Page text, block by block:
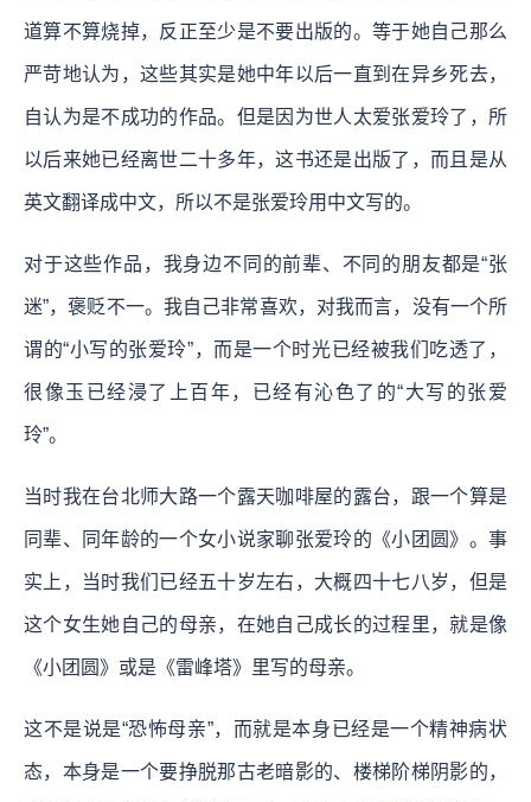
道算不算烧掉，反正至少是不要出版的。等于她自己那么
严苛地认为，这些其实是她中年以后一直到在异乡死去，
自认为是不成功的作品。但是因为世人太爱张爱玲了，所
以后来她已经离世二十多年，这书还是出版了，而且是从
英文翻译成中文，所以不是张爱玲用中文写的。
对于这些作品，我身边不同的前辈、不同的朋友都是“张
迷”，褒贬不一。我自己非常喜欢，对我而言，没有一个所
谓的“小写的张爱玲”，而是一个时光已经被我们吃透了，
很像玉已经浸了上百年，已经有沁色了的“大写的张爱
玲”。
当时我在台北师大路一个露天咖啡屋的露台，跟一个算是
同辈、同年龄的一个女小说家聊张爱玲的《小团圆》。事
实上，当时我们已经五十岁左右，大概四十七八岁，但是
这个女生她自己的母亲，在她自己成长的过程里，就是像
《小团圆》或是《雷峰塔》里写的母亲。
这不是说是“恐怖母亲”，而就是本身已经是一个精神病状
态，本身是一个要挣脱那古老暗影的、楼梯阶梯阴影的，